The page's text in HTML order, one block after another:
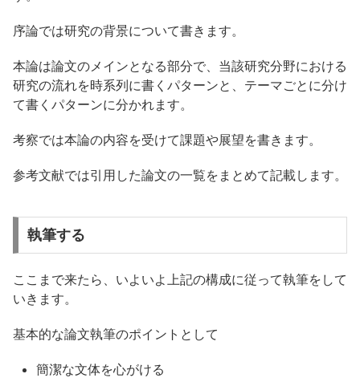
序論では研究の背景について書きます。
本論は論文のメインとなる部分で、当該研究分野における
研究の流れを時系列に書くパターンと、テーマごとに分け
て書くパターンに分かれます。
考察では本論の内容を受けて課題や展望を書きます。
参考文献では引用した論文の一覧をまとめて記載します。
執筆する
ここまで来たら、いよいよ上記の構成に従って執筆をして
いきます。
基本的な論文執筆のポイントとして
簡潔な文体を心がける